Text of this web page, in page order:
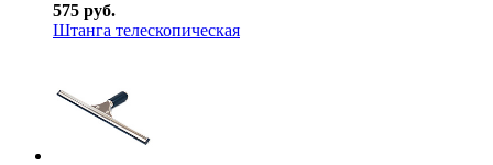
575 руб.
Штанга телескопическая